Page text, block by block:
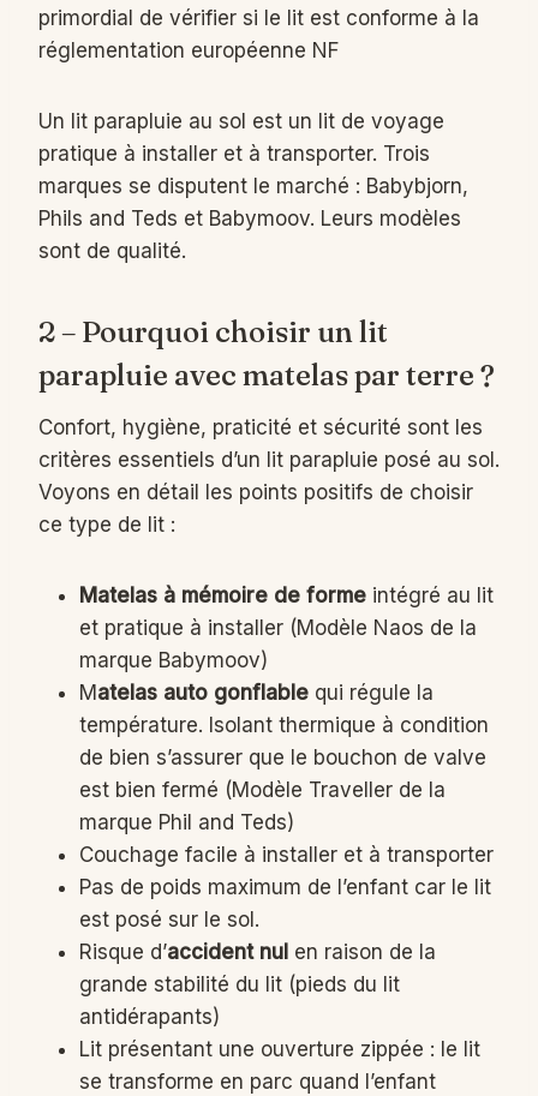
primordial de vérifier si le lit est conforme à la
réglementation européenne NF
Un lit parapluie au sol est un lit de voyage
pratique à installer et à transporter. Trois
marques se disputent le marché : Babybjorn,
Phils and Teds et Babymoov. Leurs modèles
sont de qualité.
2 – Pourquoi choisir un lit
parapluie avec matelas par terre ?
Confort, hygiène, praticité et sécurité sont les
critères essentiels d’un lit parapluie posé au sol.
Voyons en détail les points positifs de choisir
ce type de lit :
Matelas à mémoire de forme intégré au lit
et pratique à installer (Modèle Naos de la
marque Babymoov)
M atelas auto gonflable qui régule la
température. Isolant thermique à condition
de bien s’assurer que le bouchon de valve
est bien fermé (Modèle Traveller de la
marque Phil and Teds)
Couchage facile à installer et à transporter
Pas de poids maximum de l’enfant car le lit
est posé sur le sol.
Risque d’accident nul en raison de la
grande stabilité du lit (pieds du lit
antidérapants)
Lit présentant une ouverture zippée : le lit
se transforme en parc quand l’enfant